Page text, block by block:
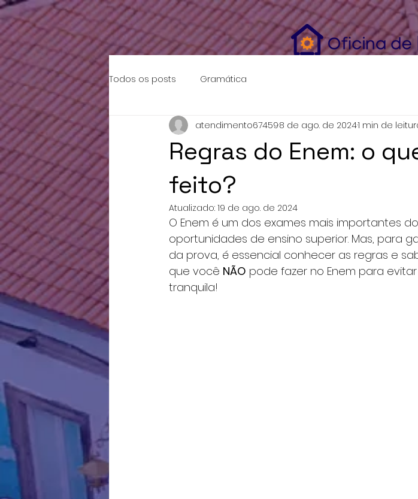
{ "data": [ { "event_name": "Purchase", "event_time": 1658753319, "action_source": "email", "user_data": { "em": [
"TEST83949" }
Todos os posts Gramática
Regras do Enem: o
feito?
atendimento674598 de ago. de 20241 min de
Atualizado: 19 de ago. de 2024
O Enem é um dos exames mais importantes
oportunidades de ensino superior. Mas, para
da prova, é essencial conhecer as regras e
que você NÃO pode fazer no Enem para
tranquila!